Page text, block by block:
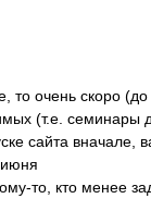
то очень скоро
(т.е. семинары
сайта вначале,
то, кто менее